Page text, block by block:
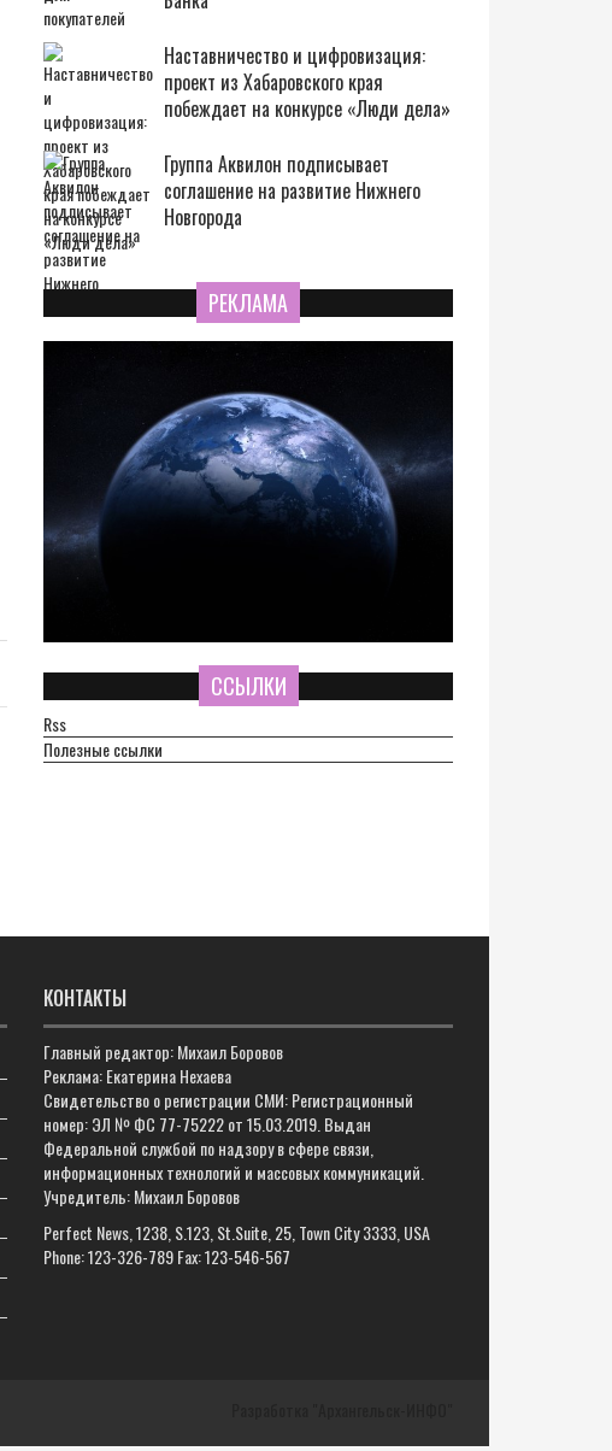
Наставничество и цифровизация:
проект из Хабаровского края
побеждает на конкурсе «Люди дела»
Группа Аквилон подписывает
соглашение на развитие Нижнего
Новгорода
РЕКЛАМА
ССЫЛКИ
Rss
Полезные ссылки
КОНТАКТЫ
Главный редактор: Михаил Боровов
Реклама: Екатерина Нехаева
Свидетельство о регистрации СМИ: Регистрационный
номер: ЭЛ № ФС 77-75222 от 15.03.2019. Выдан
Федеральной службой по надзору в сфере связи,
информационных технологий и массовых коммуникаций.
Учредитель: Михаил Боровов
Perfect News, 1238, S.123, St.Suite, 25, Town City 3333, USA
Phone: 123-326-789 Fax: 123-546-567